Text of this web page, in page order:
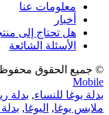
معلومات عنا
أخبار
هل تحتاج إلى
الأسئلة الشائعة
© جميع الحقوق محفوظة - 2010-
Mobile
بدلة يوغا للنساء, بدلة
ملابس يوغا, اليوغا,